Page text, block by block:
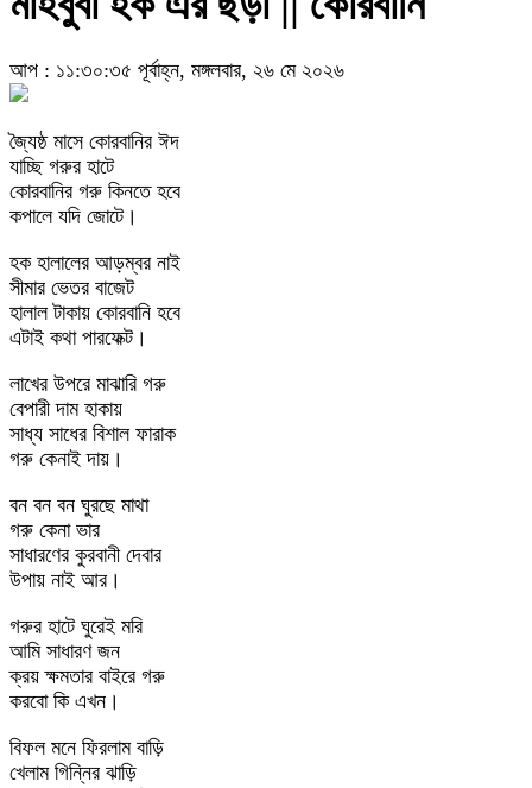
আপ : ১১:৩০:৩৫ পূর্বাহ্ন, মঙ্গলবার, ২৬ মে ২০২৬
জ্যৈষ্ঠ মাসে কোরবানির ঈদ
যাচ্ছি গরুর হাটে
কোরবানির গরু কিনতে হবে
কপালে যদি জোটে।
হক হালালের আড়ম্বর নাই
সীমার ভেতর বাজেট
হালাল টাকায় কোরবানি হবে
এটাই কথা পারফেক্ট।
লাখের উপরে মাঝারি গরু
বেপারী দাম হাকায়
সাধ্য সাধের বিশাল ফারাক
গরু কেনাই দায়।
বন বন বন ঘুরছে মাথা
গরু কেনা ভার
সাধারণের কুরবানী দেবার
উপায় নাই আর।
গরুর হাটে ঘুরেই মরি
আমি সাধারণ জন
ক্রয় ক্ষমতার বাইরে গরু
করবো কি এখন।
বিফল মনে ফিরলাম বাড়ি
খেলাম গিন্নির ঝাড়ি